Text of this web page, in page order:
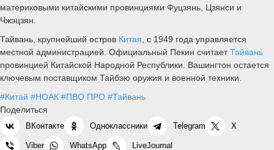
материковыми китайскими провинциями Фуцзянь, Цзянси и
Чжэцзян.
Тайвань, крупнейший остров Китая , с 1949 года управляется
местной администрацией. Официальный Пекин считаетТайвань
провинцией Китайской Народной Республики. Вашингтон остается
ключевым поставщиком Тайбэю оружия и военной техники.
#Китай #НОАК #ПВО ПРО #Тайвань
Поделиться
ВКонтакте Одноклассники Telegram X
Viber WhatsApp LiveJournal